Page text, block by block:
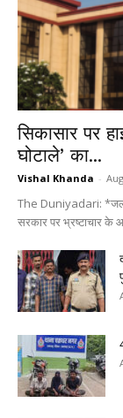
सिकासार पर
घोटाले’ का...
Vishal Khanda -
The Duniyadari: *जल
सरकार पर भ्रष्टाचार के